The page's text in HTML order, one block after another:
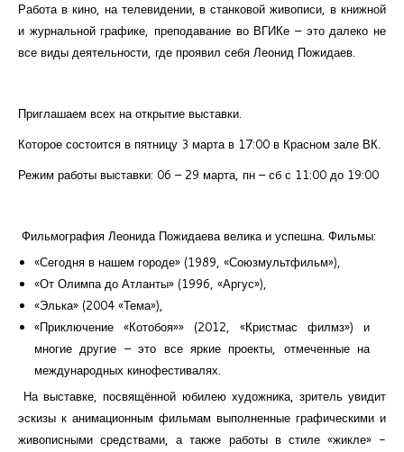
Работа в кино, на телевидении, в станковой живописи, в книжной
и журнальной графике, преподавание во ВГИКе – это далеко не
все виды деятельности, где проявил себя Леонид Пожидаев.
Приглашаем всех на открытие выставки.
Которое состоится в пятницу 3 марта в 17:00 в Красном зале ВК.
Режим работы выставки: 06 – 29 марта, пн – сб с 11:00 до 19:00
Фильмография Леонида Пожидаева велика и успешна. Фильмы:
«Сегодня в нашем городе» (1989, «Союзмультфильм»),
«От Олимпа до Атланты» (1996, «Аргус»),
«Элька» (2004 «Тема»),
«Приключение «Котобоя»» (2012, «Кристмас филмз») и
многие другие – это все яркие проекты, отмеченные на
международных кинофестивалях.
На выставке, посвящённой юбилею художника, зритель увидит
эскизы к анимационным фильмам выполненные графическими и
живописными средствами, а также работы в стиле «жикле» -